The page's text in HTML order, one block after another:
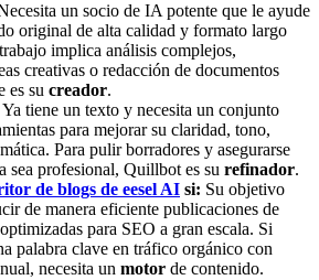
un socio de IA potente que le ayude
original de alta calidad y formato largo
implica análisis complejos,
creativas o redacción de documentos
es su creador.
Ya tiene un texto y necesita un conjunto
para mejorar su claridad, tono,
Para pulir borradores y asegurarse
sea profesional, Quillbot es su refinador.
de blogs de eesel AI si: Su objetivo
de manera eficiente publicaciones de
para SEO a gran escala. Si
palabra clave en tráfico orgánico con
necesita un motor de contenido.